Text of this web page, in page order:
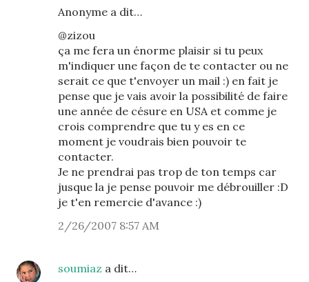
Anonyme a dit…
@zizou
ça me fera un énorme plaisir si tu peux
m'indiquer une façon de te contacter ou ne
serait ce que t'envoyer un mail :) en fait je
pense que je vais avoir la possibilité de faire
une année de césure en USA et comme je
crois comprendre que tu y es en ce
moment je voudrais bien pouvoir te
contacter.
Je ne prendrai pas trop de ton temps car
jusque la je pense pouvoir me débrouiller :D
je t'en remercie d'avance :)
2/26/2007 8:57 AM
soumiaz a dit…